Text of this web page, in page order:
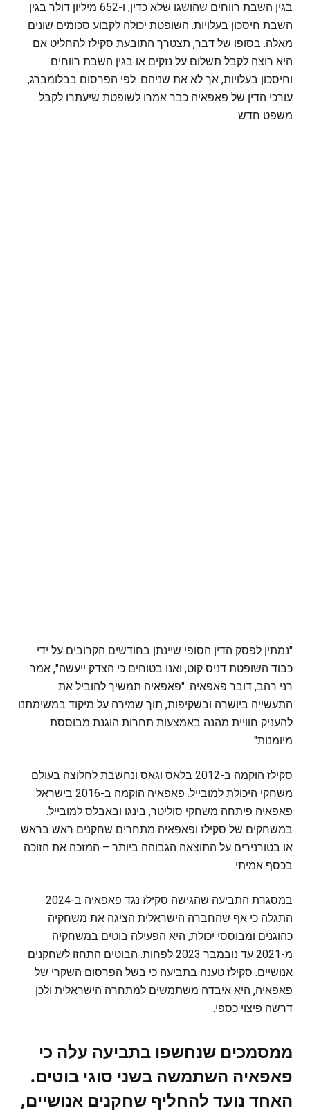
בגין השבת רווחים שהושגו שלא כדין, ו-652 מיליון דולר בגין
השבת חיסכון בעלויות. השופטת יכולה לקבוע סכומים שונים
מאלה. בסופו של דבר, תצטרך התובעת סקילז להחליט אם
היא רוצה לקבל תשלום על נזקים או בגין השבת רווחים
וחיסכון בעלויות, אך לא את שניהם. לפי הפרסום בבלומברג,
עורכי הדין של פאפאיה כבר אמרו לשופטת שיעתרו לקבל
משפט חדש.
"נמתין לפסק הדין הסופי שיינתן בחודשים הקרובים על ידי
כבוד השופטת דניס קוט, ואנו בטוחים כי הצדק ייעשה", אמר
רני רהב, דובר פאפאיה. "פאפאיה תמשיך להוביל את
התעשייה ביושרה ובשקיפות, תוך שמירה על מיקוד במשימתנו
להעניק חוויית מהנה באמצעות תחרות הוגנת מבוססת
מיומנות".
סקילז הוקמה ב-2012 בלאס וגאס ונחשבת לחלוצה בעולם
משחקי היכולת למובייל. פאפאיה הוקמה ב-2016 בישראל.
פאפאיה פיתחה משחקי סוליטר, בינגו ובאבלס למובייל.
במשחקים של סקילז ופאפאיה מתחרים שחקנים ראש בראש
או בטורנירים על התוצאה הגבוהה ביותר – המזכה את הזוכה
בכסף אמיתי.
במסגרת התביעה שהגישה סקילז נגד פאפאיה ב-2024
התגלה כי אף שהחברה הישראלית הציגה את משחקיה
כהוגנים ומבוססי יכולת, היא הפעילה בוטים במשחקיה
מ-2021 עד נובמבר 2023 לפחות. הבוטים התחזו לשחקנים
אנושיים. סקילז טענה בתביעה כי בשל הפרסום השקרי של
פאפאיה, היא איבדה משתמשים למתחרה הישראלית ולכן
דרשה פיצוי כספי.
ממסמכים שנחשפו בתביעה עלה כי
פאפאיה השתמשה בשני סוגי בוטים.
האחד נועד להחליף שחקנים אנושיים,